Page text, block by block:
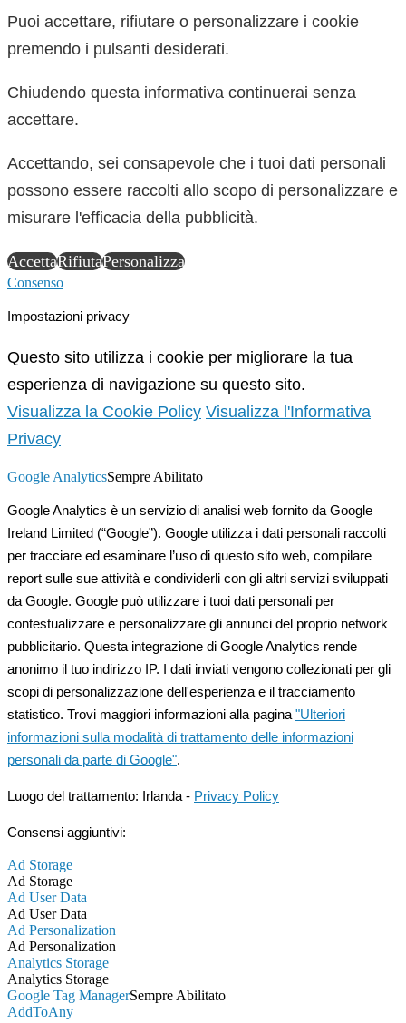
Puoi accettare, rifiutare o personalizzare i cookie
premendo i pulsanti desiderati.
Chiudendo questa informativa continuerai senza
accettare.
Accettando, sei consapevole che i tuoi dati personali
possono essere raccolti allo scopo di personalizzare e
misurare l'efficacia della pubblicità.
AccettaRifiutaPersonalizza
Consenso
Impostazioni privacy
Questo sito utilizza i cookie per migliorare la tua
esperienza di navigazione su questo sito.
Visualizza la Cookie Policy Visualizza l'Informativa
Privacy
Google AnalyticsSempre Abilitato
Google Analytics è un servizio di analisi web fornito da Google
Ireland Limited (“Google”). Google utilizza i dati personali raccolti
per tracciare ed esaminare l’uso di questo sito web, compilare
report sulle sue attività e condividerli con gli altri servizi sviluppati
da Google. Google può utilizzare i tuoi dati personali per
contestualizzare e personalizzare gli annunci del proprio network
pubblicitario. Questa integrazione di Google Analytics rende
anonimo il tuo indirizzo IP. I dati inviati vengono collezionati per gli
scopi di personalizzazione dell'esperienza e il tracciamento
statistico. Trovi maggiori informazioni alla pagina"Ulteriori
informazioni sulla modalità di trattamento delle informazioni
personali da parte di Google".
Luogo del trattamento: Irlanda - Privacy Policy
Consensi aggiuntivi:
Ad Storage
Ad Storage
Ad User Data
Ad User Data
Ad Personalization
Ad Personalization
Analytics Storage
Analytics Storage
Google Tag ManagerSempre Abilitato
AddToAny